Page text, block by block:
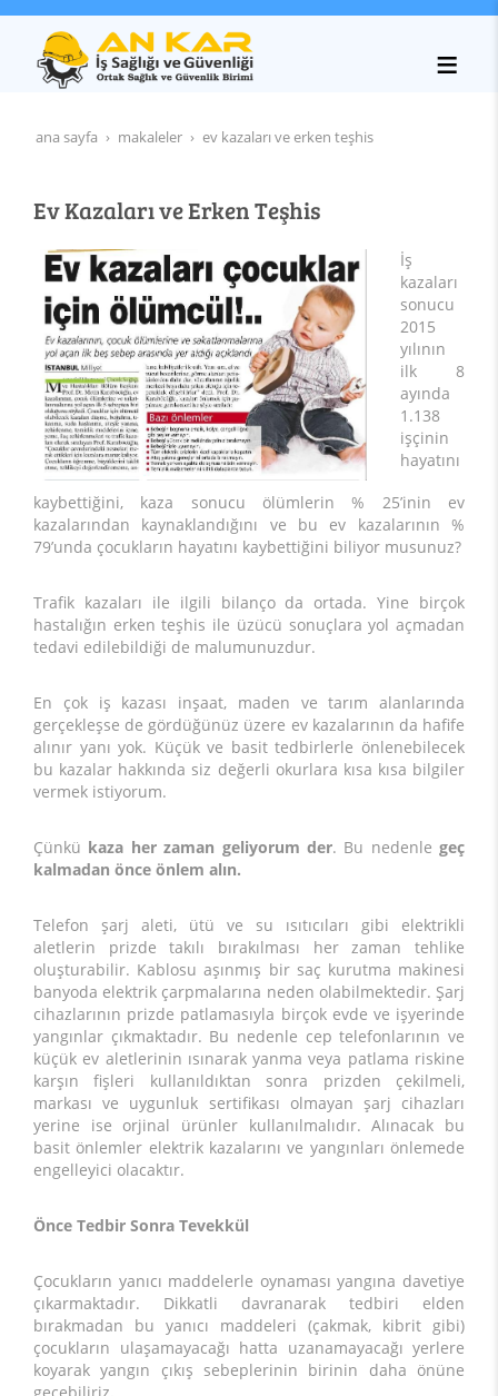
ana sayfa makaleler ev kazaları ve erken teşhis
Ev Kazaları ve Erken Teşhis
İş
kazaları
sonucu
2015
yılının
ilk 8
ayında
1.138
işçinin
hayatını
kaybettiğini, kaza sonucu ölümlerin % 25’inin ev
kazalarından kaynaklandığını ve bu ev kazalarının %
79’unda çocukların hayatını kaybettiğini biliyor musunuz?
Trafik kazaları ile ilgili bilanço da ortada. Yine birçok
hastalığın erken teşhis ile üzücü sonuçlara yol açmadan
tedavi edilebildiği de malumunuzdur.
En çok iş kazası inşaat, maden ve tarım alanlarında
gerçekleşse de gördüğünüz üzere ev kazalarının da hafife
alınır yanı yok. Küçük ve basit tedbirlerle önlenebilecek
bu kazalar hakkında siz değerli okurlara kısa kısa bilgiler
vermek istiyorum.
Çünkü kaza her zaman geliyorum der. Bu nedenle geç
kalmadan önce önlem alın.
Telefon şarj aleti, ütü ve su ısıtıcıları gibi elektrikli
aletlerin prizde takılı bırakılması her zaman tehlike
oluşturabilir. Kablosu aşınmış bir saç kurutma makinesi
banyoda elektrik çarpmalarına neden olabilmektedir. Şarj
cihazlarının prizde patlamasıyla birçok evde ve işyerinde
yangınlar çıkmaktadır. Bu nedenle cep telefonlarının ve
küçük ev aletlerinin ısınarak yanma veya patlama riskine
karşın fişleri kullanıldıktan sonra prizden çekilmeli,
markası ve uygunluk sertifikası olmayan şarj cihazları
yerine ise orjinal ürünler kullanılmalıdır. Alınacak bu
basit önlemler elektrik kazalarını ve yangınları önlemede
engelleyici olacaktır.
Önce Tedbir Sonra Tevekkül
Çocukların yanıcı maddelerle oynaması yangına davetiye
çıkarmaktadır. Dikkatli davranarak tedbiri elden
bırakmadan bu yanıcı maddeleri (çakmak, kibrit gibi)
çocukların ulaşamayacağı hatta uzanamayacağı yerlere
koyarak yangın çıkış sebeplerinin birinin daha önüne
geçebiliriz.